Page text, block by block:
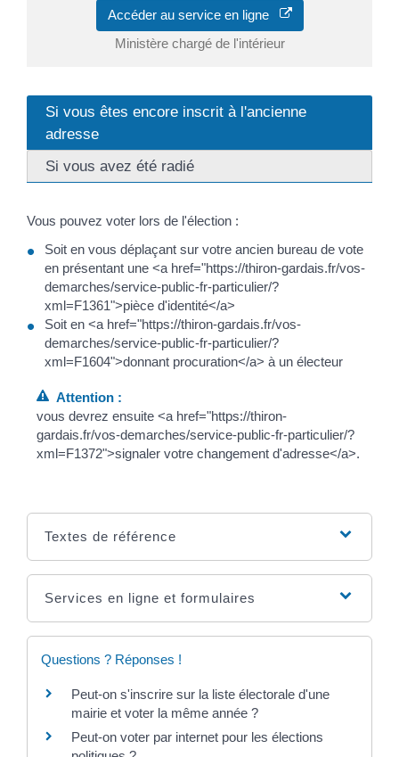
Accéder au service en ligne
Ministère chargé de l'intérieur
Si vous êtes encore inscrit à l'ancienne
adresse
Si vous avez été radié
Vous pouvez voter lors de l'élection :
Soit en vous déplaçant sur votre ancien bureau de vote
en présentant une <a href="https://thiron-gardais.fr/vos-
demarches/service-public-fr-particulier/?
xml=F1361">pièce d'identité</a>
Soit en <a href="https://thiron-gardais.fr/vos-
demarches/service-public-fr-particulier/?
xml=F1604">donnant procuration</a> à un électeur
Attention :
vous devrez ensuite <a href="https://thiron-
gardais.fr/vos-demarches/service-public-fr-particulier/?
xml=F1372">signaler votre changement d'adresse</a>.
Textes de référence
Services en ligne et formulaires
Questions ? Réponses !
Peut-on s'inscrire sur la liste électorale d'une
mairie et voter la même année ?
Peut-on voter par internet pour les élections